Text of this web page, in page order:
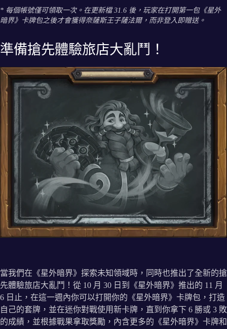
* 每個帳號僅可領取一次。在更新檔 31.6 後，玩家在打開第一包《星外
暗界》卡牌包之後才會獲得奈薩斯王子薩法爾，而非登入即贈送。
準備搶先體驗旅店大亂鬥！
當我們在《星外暗界》探索未知領域時，同時也推出了全新的搶
先體驗旅店大亂鬥！從 10 月 30 日到《星外暗界》推出的 11 月
6 日止，在這一週內你可以打開你的《星外暗界》卡牌包，打造
自己的套牌，並在迷你對戰使用新卡牌，直到你拿下 6 勝或 3 敗
的成績，並根據戰果拿取獎勵，內含更多的《星外暗界》卡牌和